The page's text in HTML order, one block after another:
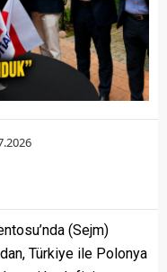
(Sejm)
Türkiye ile Polonya